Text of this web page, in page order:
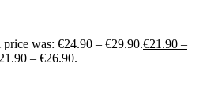
was: €24.90 – €29.90.€21.90 –
– €26.90.